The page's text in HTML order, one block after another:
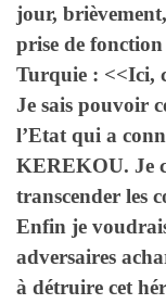
jour,
prise de
Turquie : <<Ici,
Je sais pouvoir
l’Etat qui a
KEREKOU. Je
transcender les
Enfin je
adversaires
à détruire cet